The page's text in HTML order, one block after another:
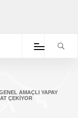
AMAÇLI YAPAY
ÇEKIYOR